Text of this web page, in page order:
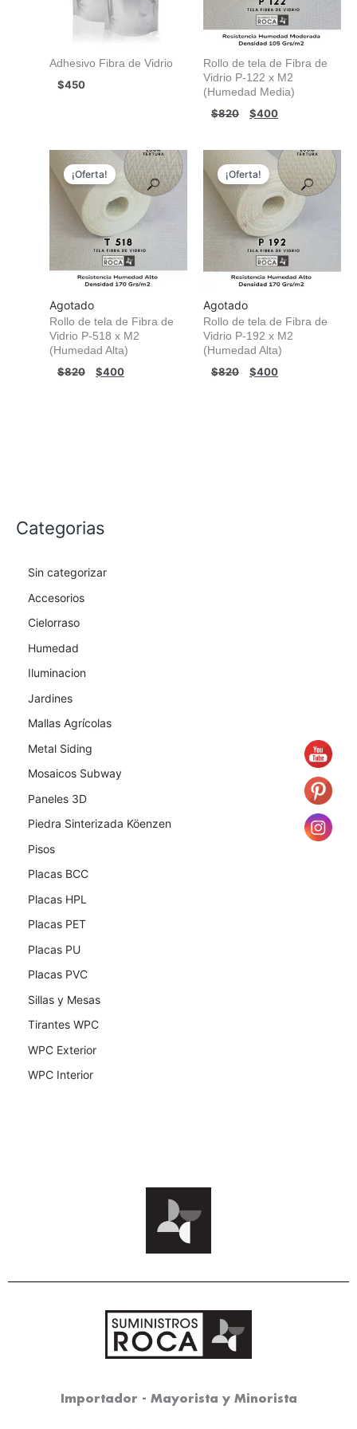
Categorias
Sin categorizar
Accesorios
Cielorraso
Humedad
Iluminacion
Jardines
Mallas Agrícolas
Metal Siding
Mosaicos Subway
Paneles 3D
Piedra Sinterizada Köenzen
Pisos
Placas BCC
Placas HPL
Placas PET
Placas PU
Placas PVC
Sillas y Mesas
Tirantes WPC
WPC Exterior
WPC Interior
Adhesivo Fibra de Vidrio
$450
Rollo de tela de Fibra de
Vidrio P-122 x M2
(Humedad Media)
$820 $400
Agotado
¡Oferta!
Rollo de tela de Fibra de
Vidrio P-518 x M2
(Humedad Alta)
$820
El
precio
original
era:
$820.
$400
El
precio
actual
es:
$400.
Agotado
¡Oferta!
Rollo de tela de Fibra de
Vidrio P-192 x M2
(Humedad Alta)
$820
precio
original
era:
$820.
$400
El
precio
actual
es:
$400.
Importador - Mayorista y Minorista